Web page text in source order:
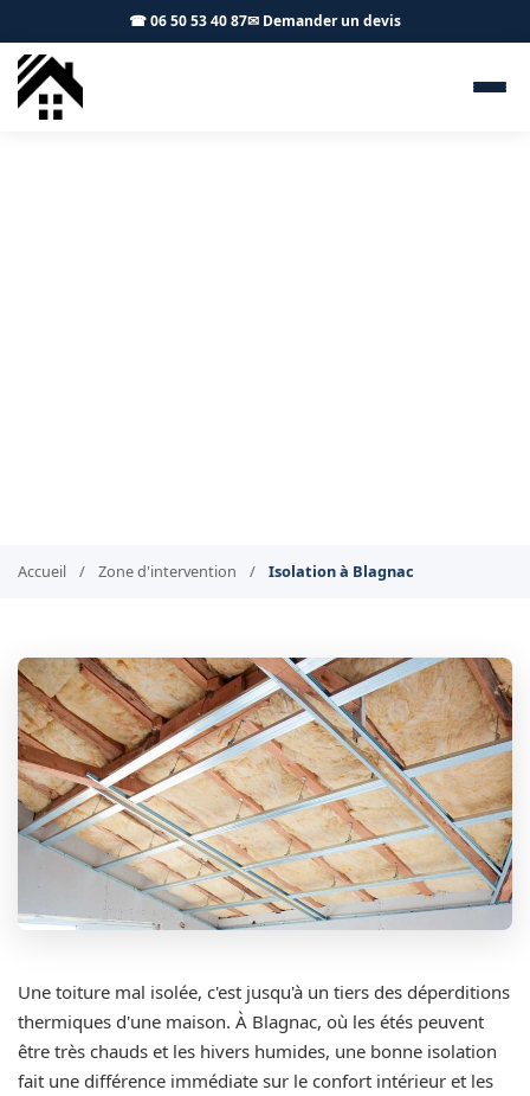
☎ 06 50 53 40 87✉ Demander un devis
Accueil / Zone d'intervention / Isolation à Blagnac
Une toiture mal isolée, c'est jusqu'à un tiers des déperditions
thermiques d'une maison. À Blagnac, où les étés peuvent
être très chauds et les hivers humides, une bonne isolation
fait une différence immédiate sur le confort intérieur et les